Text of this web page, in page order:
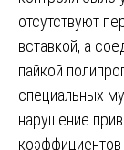
отсутствуют
вставкой, а
пайкой
специальных
нарушение